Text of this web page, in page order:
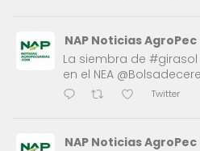
NAP Noticias AgroPec
La siembra de
en el NEA
Twitter
NAP Noticias AgroPec